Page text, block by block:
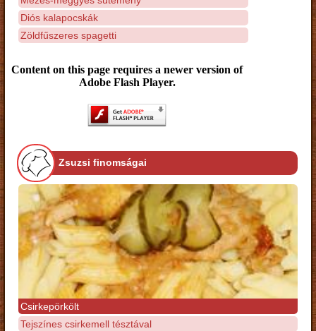
Diós kalapocskák
Zöldfűszeres spagetti
Content on this page requires a newer version of
Adobe Flash Player.
Zsuzsi finomságai
Csirkepörkölt
Tejszínes csirkemell tésztával